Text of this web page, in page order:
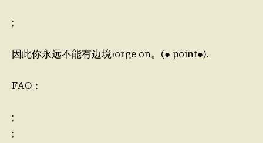
;
因此你永远不能有边境ᴊorge on。(● point●).
FAO：
;
;